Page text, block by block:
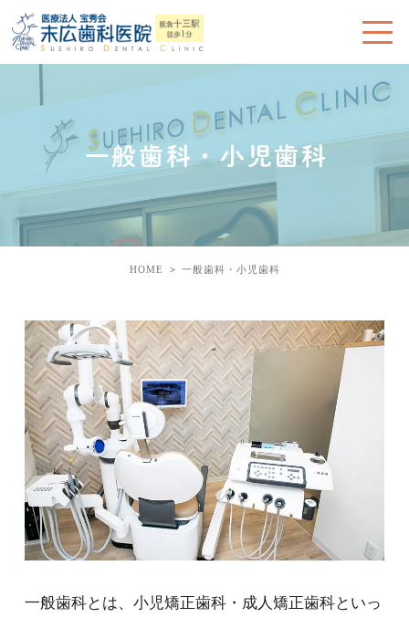
一般歯科・小児歯科
HOME 一般歯科・小児歯科
一般歯科とは、小児矯正歯科・成人矯正歯科といっ